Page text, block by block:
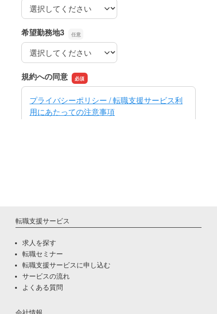
転職支援サービス
求人を探す
転職セミナー
転職支援サービスに申し込む
サービスの流れ
よくある質問
会社情報